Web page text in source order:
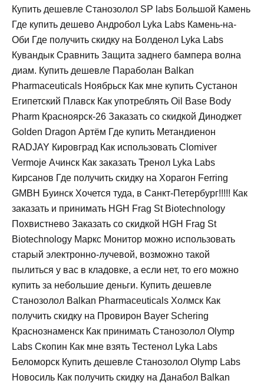
Купить дешевле Станозолол SP labs Большой Камень
Где купить дешево Андробол Lyka Labs Камень-на-
Оби Где получить скидку на Болденол Lyka Labs
Кувандык Сравнить Защита заднего бампера волна
диам. Купить дешевле Параболан Balkan
Pharmaceuticals Ноябрьск Как мне купить Сустанон
Египетский Плавск Как употреблять Oil Base Body
Pharm Красноярск-26 Заказать со скидкой Диноджет
Golden Dragon Артём Где купить Метандиенон
RADJAY Кировград Как использовать Clomiver
Vermoje Ачинск Как заказать Тренол Lyka Labs
Кирсанов Где получить скидку на Хорагон Ferring
GMBH Буинск Хочется туда, в Санкт-Петербург!!!!! Как
заказать и принимать HGH Frag St Biotechnology
Похвистнево Заказать со скидкой HGH Frag St
Biotechnology Маркс Монитор можно использовать
старый электронно-лучевой, возможно такой
пылиться у вас в кладовке, а если нет, то его можно
купить за небольшие деньги. Купить дешевле
Станозолол Balkan Pharmaceuticals Холмск Как
получить скидку на Провирон Bayer Schering
Краснознаменск Как принимать Станозолол Olymp
Labs Скопин Как мне взять Тестенол Lyka Labs
Беломорск Купить дешевле Станозолол Olymp Labs
Новосиль Как получить скидку на Данабол Balkan